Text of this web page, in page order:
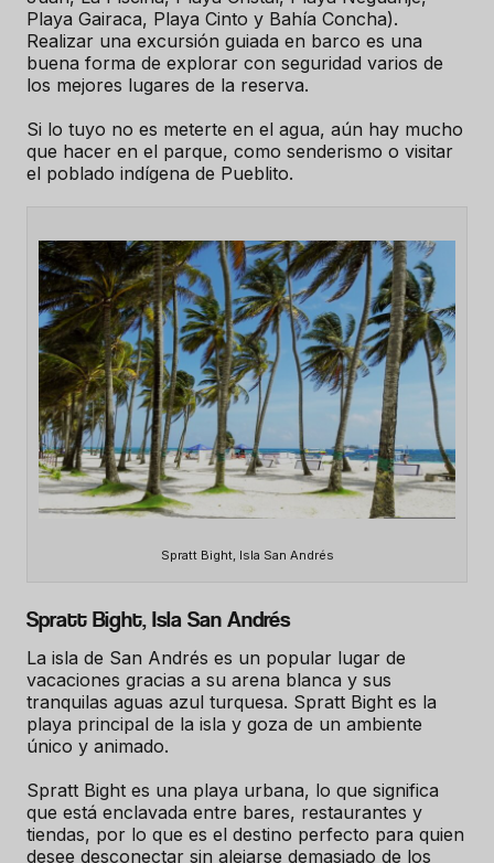
Playa Gairaca, Playa Cinto y Bahía Concha).
Realizar una excursión guiada en barco es una
buena forma de explorar con seguridad varios de
los mejores lugares de la reserva.
Si lo tuyo no es meterte en el agua, aún hay mucho
que hacer en el parque, como senderismo o visitar
el poblado indígena de Pueblito.
Spratt Bight, Isla San Andrés
Spratt Bight, Isla San Andrés
La isla de San Andrés es un popular lugar de
vacaciones gracias a su arena blanca y sus
tranquilas aguas azul turquesa. Spratt Bight es la
playa principal de la isla y goza de un ambiente
único y animado.
Spratt Bight es una playa urbana, lo que significa
que está enclavada entre bares, restaurantes y
tiendas, por lo que es el destino perfecto para quien
desee desconectar sin alejarse demasiado de los